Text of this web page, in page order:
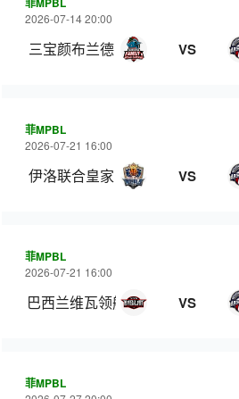
2026-07-14 20:00
三宝颜布兰德 VS
菲MPBL
2026-07-21 16:00
伊洛联合皇家 VS
菲MPBL
2026-07-21 16:00
巴西兰维瓦领航 VS
菲MPBL